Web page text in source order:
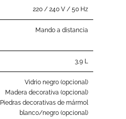
220 / 240 V / 50 Hz
Mando a distancia
3,9 L
Vidrio negro (opcional)
Madera decorativa (opcional)
Piedras decorativas de mármol
blanco/negro (opcional)